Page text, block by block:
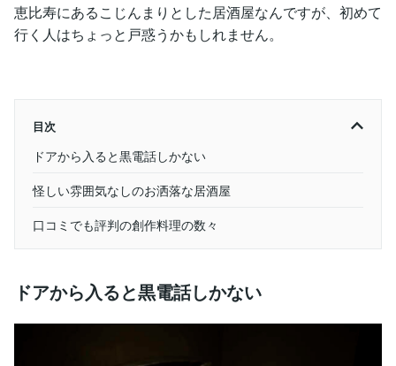
恵比寿にあるこじんまりとした居酒屋なんですが、初めて
行く人はちょっと戸惑うかもしれません。
目次
ドアから入ると黒電話しかない
怪しい雰囲気なしのお洒落な居酒屋
口コミでも評判の創作料理の数々
ドアから入ると黒電話しかない